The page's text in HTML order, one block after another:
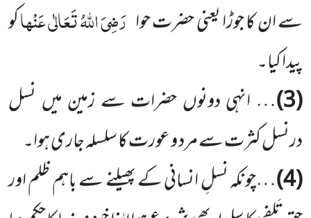
سے ان کا جوڑا یعنی حضرت حوا رَضِیَ اللہُ تَعَالٰی عَنْہاکو
پیدا کیا۔
(3) … انہی دونوں حضرات سے زمین میں نسل
درنسل کثرت سے مرد و عورت کا سلسلہ جاری ہوا۔
(4) …چونکہ نسلِ انسانی کے پھیلنے سے باہم ظلم اور